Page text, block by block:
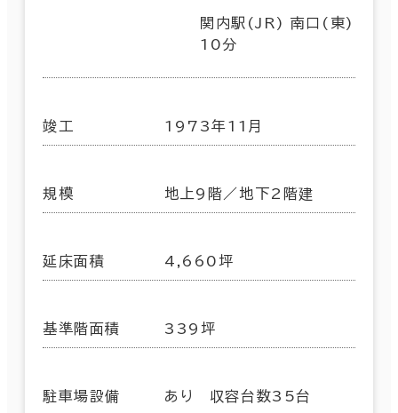
関内駅(JR) 南口(東)
10分
竣工 1973年11月
規模 地上9階／地下2階建
延床面積 4,660坪
基準階面積 339坪
駐車場設備 あり 収容台数35台